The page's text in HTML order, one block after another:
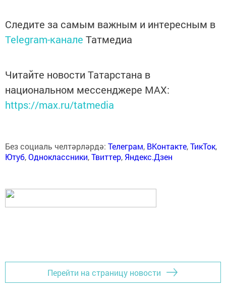
Следите за самым важным и интересным в
Telegram-канале Татмедиа
Читайте новости Татарстана в
национальном мессенджере MАХ:
https://max.ru/tatmedia
Без социаль челтәрләрдә: Телеграм, ВКонтакте,ТикТок,
Ютуб,Одноклассники,Твиттер, Яндекс.Дзен
Перейти на страницу новости